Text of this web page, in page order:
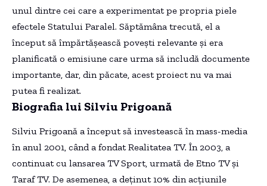
unul dintre cei care a experimentat pe propria piele
efectele Statului Paralel. Săptămâna trecută, el a
început să împărtășească povești relevante și era
planificată o emisiune care urma să includă documente
importante, dar, din păcate, acest proiect nu va mai
putea fi realizat.
Biografia lui Silviu Prigoană
Silviu Prigoană a început să investească în mass-media
în anul 2001, când a fondat Realitatea TV. În 2003, a
continuat cu lansarea TV Sport, urmată de Etno TV și
Taraf TV. De asemenea, a deținut 10% din acțiunile